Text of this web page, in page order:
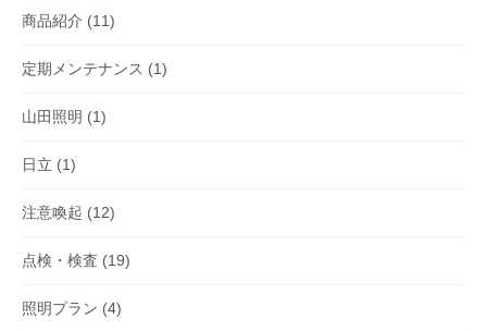
商品紹介 (11)
定期メンテナンス (1)
山田照明 (1)
日立 (1)
注意喚起 (12)
点検・検査 (19)
照明プラン (4)